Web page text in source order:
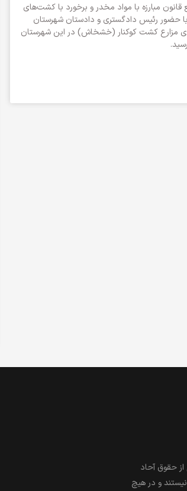
قانون مبارزه با مواد مخدر و برخورد با کشت‌های
حضور رئیس دادگستری و دادستان شهرستان
مزارع کشت کوکنار (خشخاش) در این شهرستان
حقوق آحاد
و در هیچ